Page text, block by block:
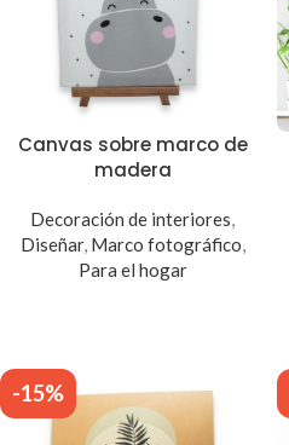
Canvas sobre marco de
madera
Decoración de interiores,
Diseñar, Marco fotográfico,
Para el hogar
-15%